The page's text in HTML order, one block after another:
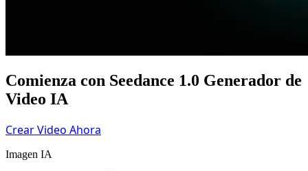
Comienza con Seedance 1.0 Generador de
Video IA
Crear Video Ahora
Imagen IA